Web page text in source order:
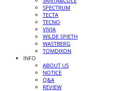
SPECTRUM
TECTA
TECNO
VIVIA
WILDE SPIETH
WASTBERG
TOMDIXON
INFO
ABOUT US
NOTICE
Q&A
REVIEW